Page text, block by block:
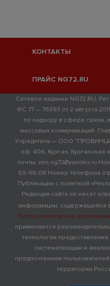
КОНТАКТЫ
ПРАЙС NG72.RU
Сетевое издание NG72.RU.
ФС 77 — 76393 от 2 августа
по надзору в сфере связи,
массовых коммуникаций.
Учредитель — ООО
оф. 406, Курган, Курганская
почты: zen.ng72@yandex.ru
69-98-08 Номер телефона
Публикации с пометкой
Редакция сайта не несет
информации, содержащейся
Пользовательское
применяются
технологии
систематизации и
предпочтениям
территории